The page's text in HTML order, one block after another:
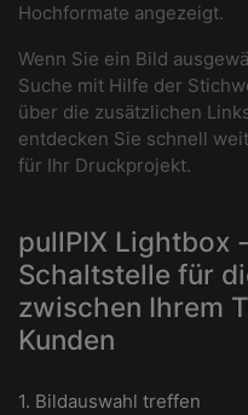
Hochformate angezeigt.
Wenn Sie ein Bild
Suche mit Hilfe der
über die zusätzlichen
entdecken Sie schnell
für Ihr Druckprojekt.
pullPIX Lightbox
Schaltstelle für
zwischen Ihrem
Kunden
1. Bildauswahl treffen